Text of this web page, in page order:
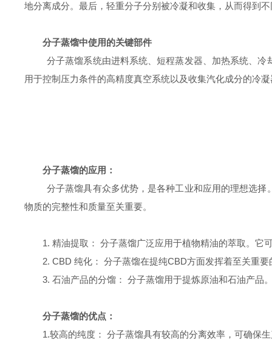
地分离成分。最后， 轻重分子分别 被冷凝和收集，从而得到
分子蒸馏中使用的关键部件
分子蒸馏系统由进料系统、短程蒸发器、加热系统、
用于控制压力条件的高精度真空系统以及收集汽化成分的冷凝
分子蒸馏的应用：
分子蒸馏具有众多优势，是各种工业和应用的理想选择
物质的完整性和质量至关重要。
1. 精油提取： 分子蒸馏广泛应用于植物精油的萃取。它
2. CBD 纯化： 分子蒸馏在提纯CBD方面发挥着至关重
3. 石油产品的分馏： 分子蒸馏用于提炼原油和石油产品
分子蒸馏的优点：
1.较高的纯度： 分子蒸馏具有较高的分离效率，可确保